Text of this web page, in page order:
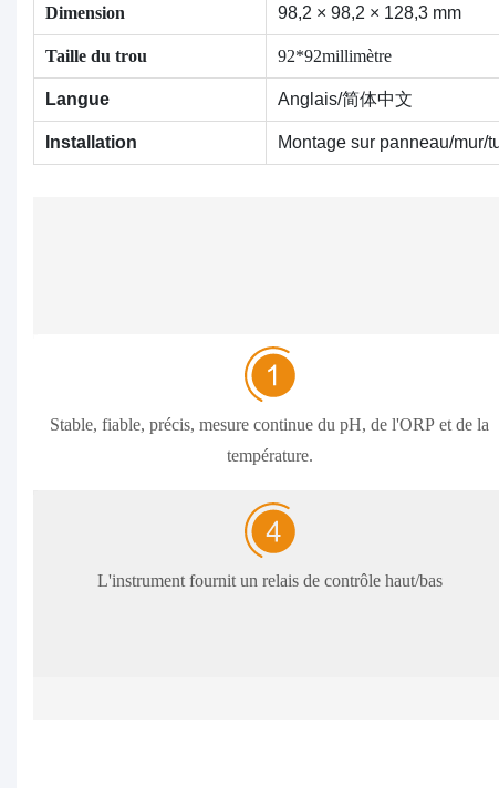
Dimension 98,2 × 98,2 × 128,3 mm
Taille du trou 92*92millimètre
Langue Anglais/简体中文
Installation Montage sur panneau/mur/
Stable, fiable, précis, mesure continue du pH, de l'ORP et de la
température.
L'instrument fournit un relais de contrôle haut/bas